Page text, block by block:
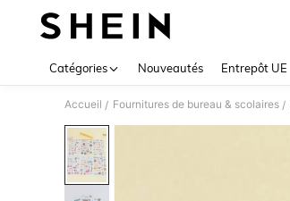
Catégories Nouveautés Entrepôt UE
Accueil / Fournitures de bureau & scolaires /